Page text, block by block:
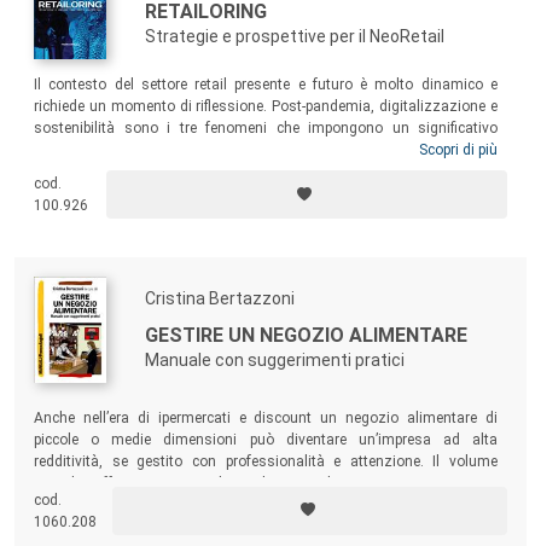
RETAILORING
Strategie e prospettive per il NeoRetail
Il contesto del settore retail presente e futuro è molto dinamico e
richiede un momento di riflessione. Post-pandemia, digitalizzazione e
sostenibilità sono i tre fenomeni che impongono un significativo
ragionamento del modo di competere per trovare un nuovo equilibrio
ragionamenti, riflessioni e discorsi propedeutici a edificare una nuova
generazione di retail e di retailer più consapevoli, più sostenibili e più
Scopri di più
cod.
100.926
Cristina Bertazzoni
GESTIRE UN NEGOZIO ALIMENTARE
Manuale con suggerimenti pratici
Anche nell’era di ipermercati e discount un negozio alimentare di
piccole o medie dimensioni può diventare un’impresa ad alta
redditività, se gestito con professionalità e attenzione. Il volume
alimentare, o che da tempo lo stanno gestendo, un’opportunità di
crescita professionale per affrontare con competenza le sfide del
cod.
1060.208